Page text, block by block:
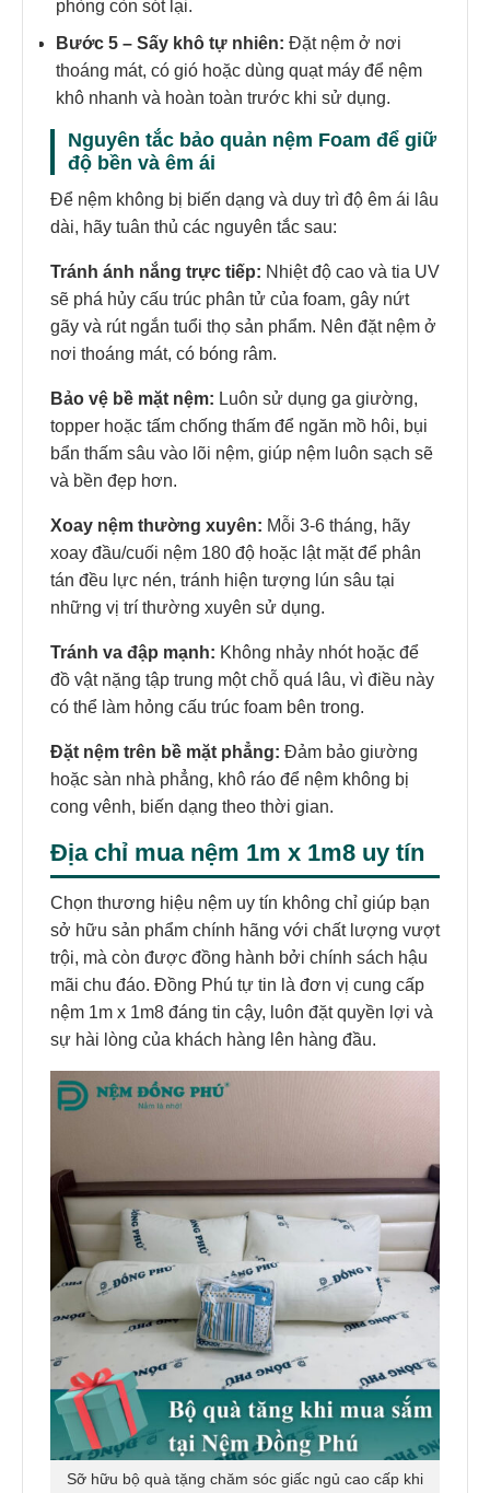
phòng còn sót lại.
Bước 5 – Sấy khô tự nhiên: Đặt nệm ở nơi
thoáng mát, có gió hoặc dùng quạt máy để nệm
khô nhanh và hoàn toàn trước khi sử dụng.
Nguyên tắc bảo quản nệm Foam để giữ
độ bền và êm ái
Để nệm không bị biến dạng và duy trì độ êm ái lâu
dài, hãy tuân thủ các nguyên tắc sau:
Tránh ánh nắng trực tiếp: Nhiệt độ cao và tia UV
sẽ phá hủy cấu trúc phân tử của foam, gây nứt
gãy và rút ngắn tuổi thọ sản phẩm. Nên đặt nệm ở
nơi thoáng mát, có bóng râm.
Bảo vệ bề mặt nệm: Luôn sử dụng ga giường,
topper hoặc tấm chống thấm để ngăn mồ hôi, bụi
bẩn thấm sâu vào lõi nệm, giúp nệm luôn sạch sẽ
và bền đẹp hơn.
Xoay nệm thường xuyên: Mỗi 3-6 tháng, hãy
xoay đầu/cuối nệm 180 độ hoặc lật mặt để phân
tán đều lực nén, tránh hiện tượng lún sâu tại
những vị trí thường xuyên sử dụng.
Tránh va đập mạnh: Không nhảy nhót hoặc để
đồ vật nặng tập trung một chỗ quá lâu, vì điều này
có thể làm hỏng cấu trúc foam bên trong.
Đặt nệm trên bề mặt phẳng: Đảm bảo giường
hoặc sàn nhà phẳng, khô ráo để nệm không bị
cong vênh, biến dạng theo thời gian.
Địa chỉ mua nệm 1m x 1m8 uy tín
Chọn thương hiệu nệm uy tín không chỉ giúp bạn
sở hữu sản phẩm chính hãng với chất lượng vượt
trội, mà còn được đồng hành bởi chính sách hậu
mãi chu đáo. Đồng Phú tự tin là đơn vị cung cấp
nệm 1m x 1m8 đáng tin cậy, luôn đặt quyền lợi và
sự hài lòng của khách hàng lên hàng đầu.
Sỡ hữu bộ quà tặng chăm sóc giấc ngủ cao cấp khi